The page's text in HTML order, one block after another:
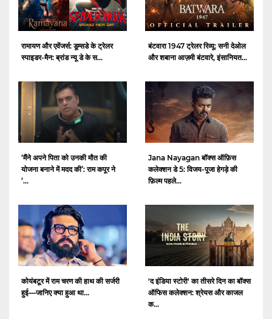
रामायण और एवेंजर्स: डूम्सडे के ट्रेलर
स्पाइडर-मैन: ब्रांड न्यू डे के स...
बंटवारा 1947 ट्रेलर रिव्यू: सनी देओल
और शबाना आज़मी बंटवारे, इंसानियत...
‘मैंने अपने पिता को उनकी मौत की
योजना बनाने में मदद की’: राम कपूर ने
‘...
Jana Nayagan बॉक्स ऑफ़िस
कलेक्शन डे 5: विजय-पूजा हेगड़े की
फ़िल्म पहले...
कोयंबटूर में राम चरण की हाथ की सर्जरी
हुई—जानिए क्या हुआ था...
'द इंडिया स्टोरी' का तीसरे दिन का बॉक्स
ऑफिस कलेक्शन: श्रेयस और काजल
क...